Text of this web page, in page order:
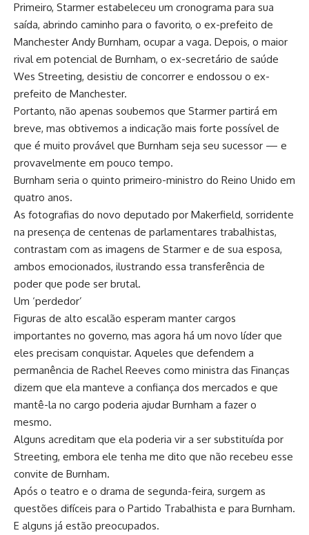
Primeiro, Starmer estabeleceu um cronograma para sua
saída, abrindo caminho para o favorito, o ex-prefeito de
Manchester Andy Burnham, ocupar a vaga. Depois, o maior
rival em potencial de Burnham, o ex-secretário de saúde
Wes Streeting, desistiu de concorrer e endossou o ex-
prefeito de Manchester.
Portanto, não apenas soubemos que Starmer partirá em
breve, mas obtivemos a indicação mais forte possível de
que é muito provável que Burnham seja seu sucessor — e
provavelmente em pouco tempo.
Burnham seria o quinto primeiro-ministro do Reino Unido em
quatro anos.
As fotografias do novo deputado por Makerfield, sorridente
na presença de centenas de parlamentares trabalhistas,
contrastam com as imagens de Starmer e de sua esposa,
ambos emocionados, ilustrando essa transferência de
poder que pode ser brutal.
Um ‘perdedor’
Figuras de alto escalão esperam manter cargos
importantes no governo, mas agora há um novo líder que
eles precisam conquistar. Aqueles que defendem a
permanência de Rachel Reeves como ministra das Finanças
dizem que ela manteve a confiança dos mercados e que
mantê-la no cargo poderia ajudar Burnham a fazer o
mesmo.
Alguns acreditam que ela poderia vir a ser substituída por
Streeting, embora ele tenha me dito que não recebeu esse
convite de Burnham.
Após o teatro e o drama de segunda-feira, surgem as
questões difíceis para o Partido Trabalhista e para Burnham.
E alguns já estão preocupados.